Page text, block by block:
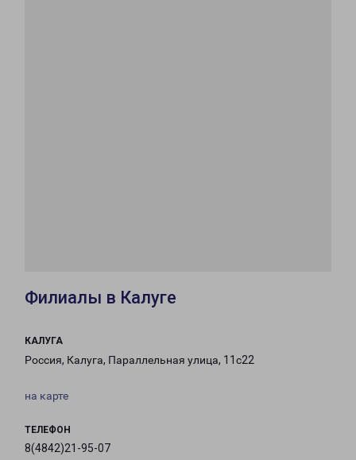
Филиалы в Калуге
КАЛУГА
Россия, Калуга, Параллельная улица, 11с22
на карте
ТЕЛЕФОН
8(4842)21-95-07